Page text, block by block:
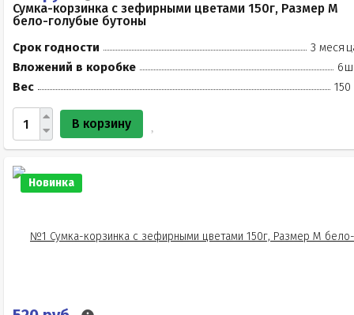
Сумка-корзинка с зефирными цветами 150г, Размер М
бело-голубые бутоны
Срок годности
3
Вложений в коробке
Вес
150
В корзину
Новинка